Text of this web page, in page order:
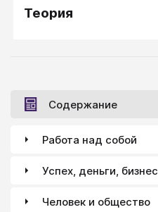
Теория
Содержание
Работа над собой
Успех, деньги, бизнес
Человек и общество